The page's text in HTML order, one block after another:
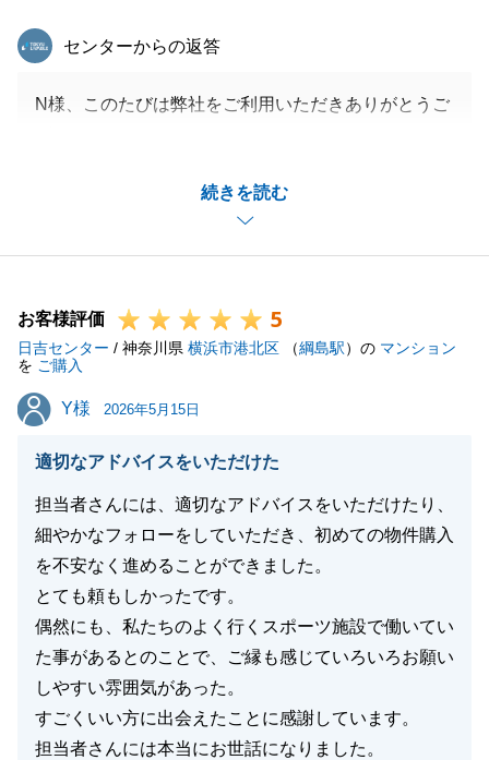
続きを読む
東急リバブル
センターからの返答
N様、このたびは弊社をご利用いただきありがとうご
また機会がありましたらどうぞよろしくお願いいたし
閉じる
お客様評価 5
日吉センター / 神奈川県 横浜市港北区 （綱島駅）の マンション
を ご購入
Y様
Y様 2026年5月15日
適切なアドバイスをいただけた
担当者さんには、適切なアドバイスをいただけたり、
細やかなフォローをしていただき、初めての物件購入
を不安なく進めることができました。
とても頼もしかったです。
偶然にも、私たちのよく行くスポーツ施設で働いてい
た事があるとのことで、ご縁も感じていろいろお願い
しやすい雰囲気があった。
すごくいい方に出会えたことに感謝しています。
担当者さんには本当にお世話になりました。